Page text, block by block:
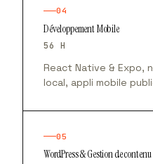
04
Développement Mobile
56 H
React Native & Expo,
local, appli mobile
05
WordPress & Gestion de contenu